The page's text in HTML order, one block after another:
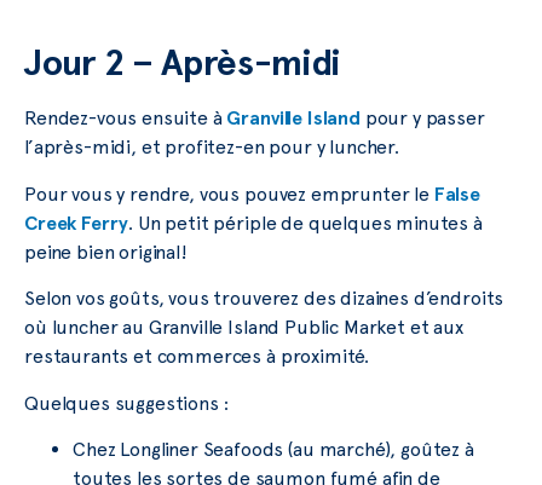
Jour 2 – Après-midi
Rendez-vous ensuite à Granville Island pour y passer
l’après-midi, et profitez-en pour y luncher.
Pour vous y rendre, vous pouvez emprunter le False
Creek Ferry. Un petit périple de quelques minutes à
peine bien original!
Selon vos goûts, vous trouverez des dizaines d’endroits
où luncher au Granville Island Public Market et aux
restaurants et commerces à proximité.
Quelques suggestions :
Chez Longliner Seafoods (au marché), goûtez à
toutes les sortes de saumon fumé afin de